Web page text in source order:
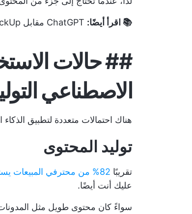
📚 اقرأ أيضًا: ChatGPT مقابل ClickUp
##حالات
الاصطناعي
هناك احتمالات متعددة لتطبيق
توليد المحتوى
تقريبًا 82% من محترفي المبيعات يستخدمون الذكاء الاصطناعي التوليدي
عليك أنت أيضًا.
سواءً كان محتوى طويل مثل